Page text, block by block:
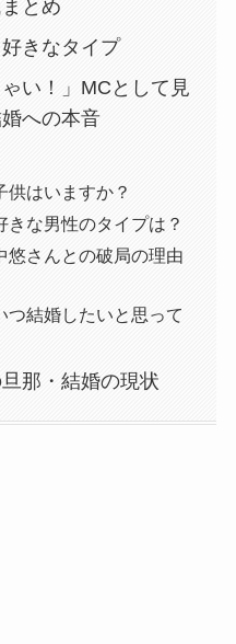
とめ
きなタイプ
い！」MCとして見
への本音
供はいますか？
きな男性のタイプは？
悠さんとの破局の理由
つ結婚したいと思って
那・結婚の現状